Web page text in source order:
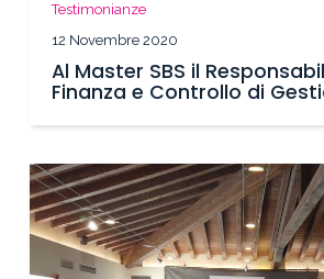
Testimonianze
12 Novembre 2020
Al Master SBS il
Finanza e Controllo di